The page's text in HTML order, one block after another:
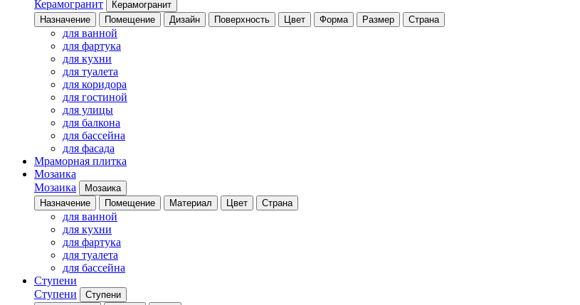
Керамогранит
Керамогранит
Назначение
Помещение Дизайн Поверхность Цвет Форма Размер Страна
для ванной
для фартука
для кухни
для туалета
для коридора
для гостиной
для улицы
для балкона
для бассейна
для фасада
Мраморная плитка
Мозаика
Мозаика
Мозаика
Назначение
Помещение Материал Цвет Страна
для ванной
для кухни
для фартука
для туалета
для бассейна
Ступени
Ступени
Ступени